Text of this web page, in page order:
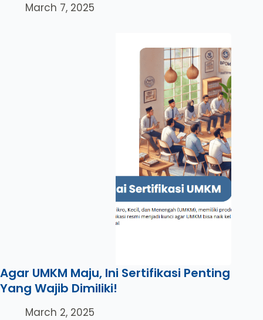
March 7, 2025
Agar UMKM Maju, Ini Sertifikasi Penting
Yang Wajib Dimiliki!
March 2, 2025